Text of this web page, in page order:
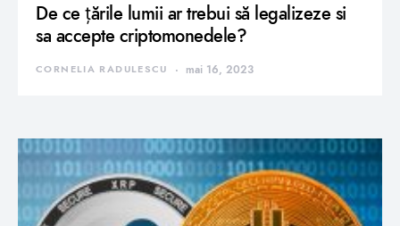
De ce țările lumii ar trebui să legalizeze si
sa accepte criptomonedele?
CORNELIA RADULESCU mai 16, 2023